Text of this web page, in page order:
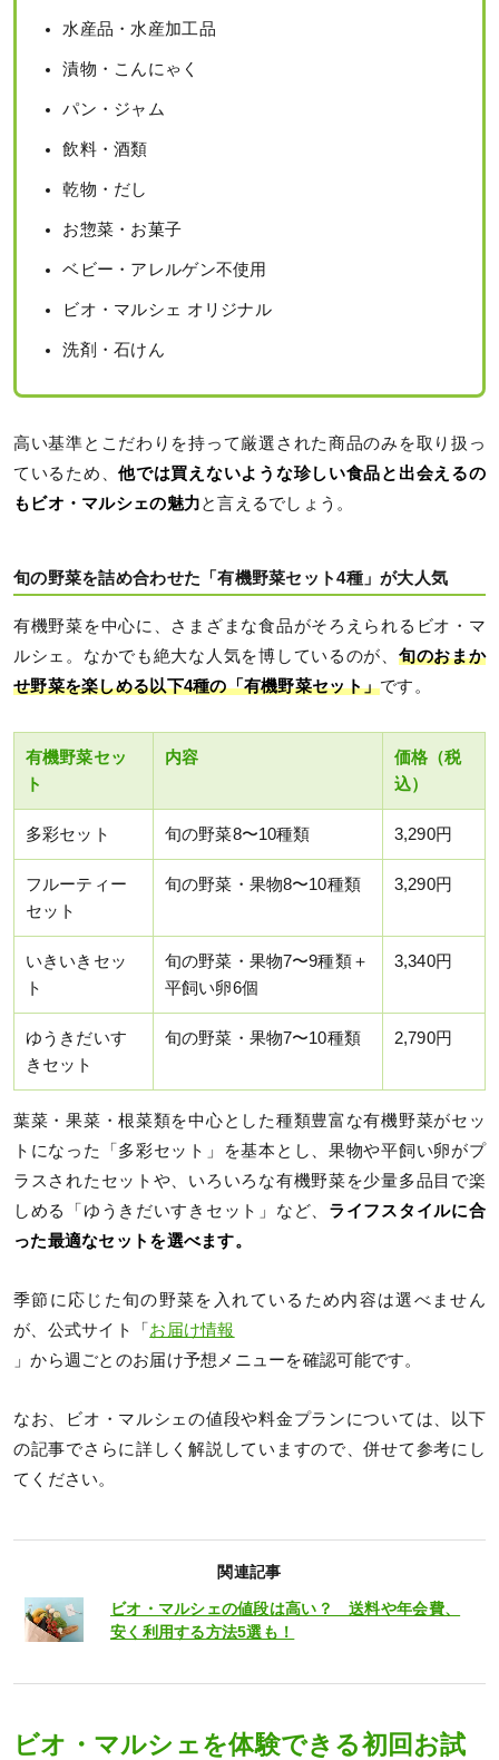
水産品・水産加工品
漬物・こんにゃく
パン・ジャム
飲料・酒類
乾物・だし
お惣菜・お菓子
ベビー・アレルゲン不使用
ビオ・マルシェ オリジナル
洗剤・石けん
高い基準とこだわりを持って厳選された商品のみを取り扱っ
ているため、他では買えないような珍しい食品と出会えるの
もビオ・マルシェの魅力と言えるでしょう。
旬の野菜を詰め合わせた「有機野菜セット4種」が大人気
有機野菜を中心に、さまざまな食品がそろえられるビオ・マ
ルシェ。なかでも絶大な人気を博しているのが、 旬のおまか
せ野菜を楽しめる以下4種の「有機野菜セット」です。
有機野菜セッ
ト
内容
価格（税
込）
多彩セット 旬の野菜8〜10種類 3,290円
フルーティー
セット
旬の野菜・果物8〜10種類 3,290円
いきいきセッ
ト
旬の野菜・果物7〜9種類＋
平飼い卵6個
3,340円
ゆうきだいす
きセット
旬の野菜・果物7〜10種類 2,790円
葉菜・果菜・根菜類を中心とした種類豊富な有機野菜がセッ
トになった「多彩セット」を基本とし、果物や平飼い卵がプ
ラスされたセットや、いろいろな有機野菜を少量多品目で楽
しめる「ゆうきだいすきセット」など、 ライフスタイルに合
った最適なセットを選べます。
季節に応じた旬の野菜を入れているため内容は選べません
が、公式サイト「 お届け情報
」から週ごとのお届け予想メニューを確認可能です。
なお、ビオ・マルシェの値段や料金プランについては、以下
の記事でさらに詳しく解説していますので、併せて参考にし
てください。
関連記事
ビオ・マルシェの値段は高い？ 送料や年会費、
安く利用する方法5選も！
ビオ・マルシェを体験できる初回お試